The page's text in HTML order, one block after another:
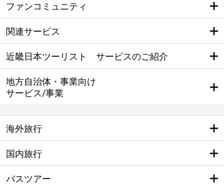
ファンコミュニティ
関連サービス
近畿日本ツーリスト サービスのご紹介
地方自治体・事業向け
サービス/事業
海外旅行
国内旅行
バスツアー